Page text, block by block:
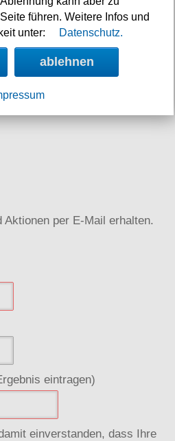
Aktionen per E-Mail erhalten.
eintragen)
einverstanden, dass Ihre
führen. Weitere Infos und
unter:
Datenschutz.
ablehnen